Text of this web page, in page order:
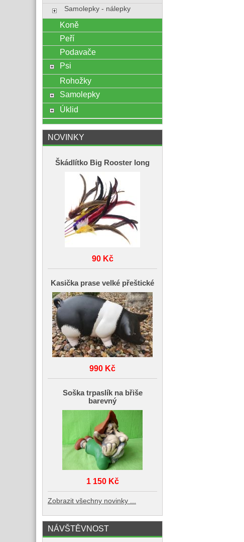
Samolepky - nálepky
Koně
Peří
Podavače
Psi
Rohožky
Samolepky
Úklid
NOVINKY
Škádlítko Big Rooster long
90 Kč
Kasička prase velké přeštické
990 Kč
Soška trpaslík na břiše
barevný
1 150 Kč
Zobrazit všechny novinky ...
NÁVŠTĚVNOST